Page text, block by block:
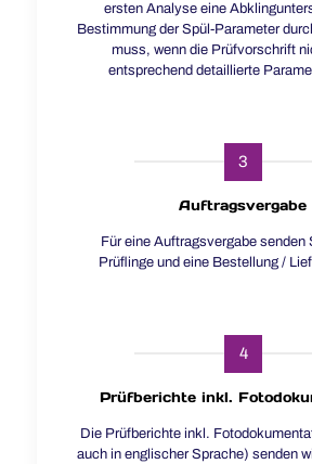
ersten Analyse eine
Bestimmung der Spül-Parameter
muss, wenn die Prüfvorschrift
entsprechend detaillierte
3
Auftragsvergabe
Für eine Auftragsvergabe senden
Prüflinge und eine Bestellung /
4
Prüfberichte inkl.
Die Prüfberichte inkl.
auch in englischer Sprache) senden